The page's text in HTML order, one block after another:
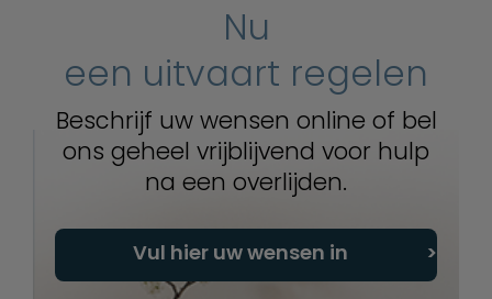
Nu
een uitvaart regelen
Beschrijf uw wensen online of bel
ons geheel vrijblijvend voor hulp
na een overlijden.
Vul hier uw wensen in